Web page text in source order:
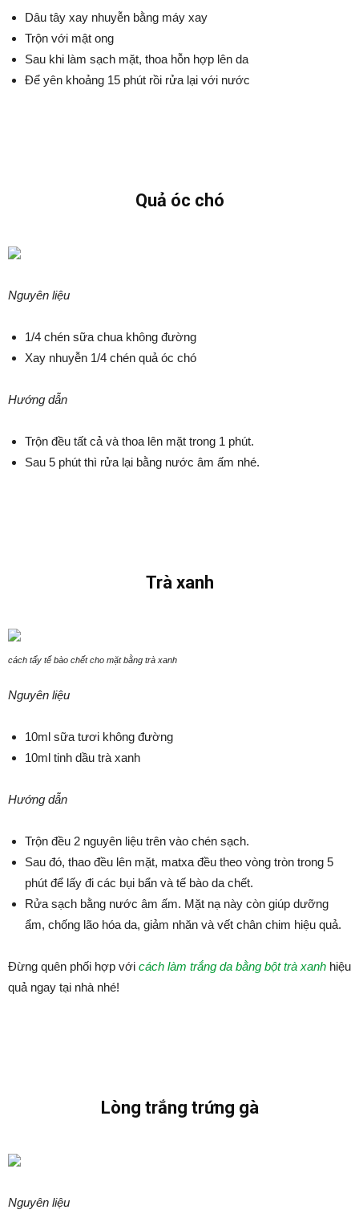
Dâu tây xay nhuyễn bằng máy xay
Trộn với mật ong
Sau khi làm sạch mặt, thoa hỗn hợp lên da
Để yên khoảng 15 phút rồi rửa lại với nước
Quả óc chó
Nguyên liệu
1/4 chén sữa chua không đường
Xay nhuyễn 1/4 chén quả óc chó
Hướng dẫn
Trộn đều tất cả và thoa lên mặt trong 1 phút.
Sau 5 phút thì rửa lại bằng nước âm ấm nhé.
Trà xanh
cách tẩy tế bào chết cho mặt bằng trà xanh
Nguyên liệu
10ml sữa tươi không đường
10ml tinh dầu trà xanh
Hướng dẫn
Trộn đều 2 nguyên liệu trên vào chén sạch.
Sau đó, thao đều lên mặt, matxa đều theo vòng tròn trong 5
phút để lấy đi các bụi bẩn và tế bào da chết.
Rửa sạch bằng nước âm ấm. Mặt nạ này còn giúp dưỡng
ẩm, chống lão hóa da, giảm nhăn và vết chân chim hiệu quả.
Đừng quên phối hợp với cách làm trắng da bằng bột trà xanh hiệu
quả ngay tại nhà nhé!
Lòng trắng trứng gà
Nguyên liệu